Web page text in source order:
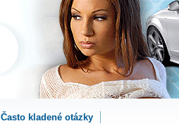
Často kladené otázky